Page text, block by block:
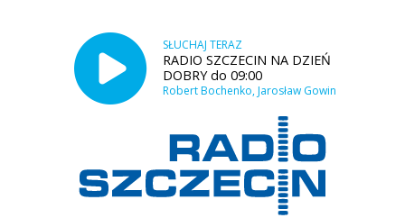
SŁUCHAJ TERAZ
RADIO SZCZECIN NA DZIEŃ
DOBRY do 09:00
Robert Bochenko, Jarosław Gowin